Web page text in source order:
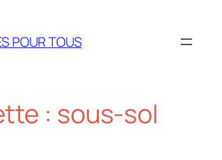
POUR TOUS
: sous-sol